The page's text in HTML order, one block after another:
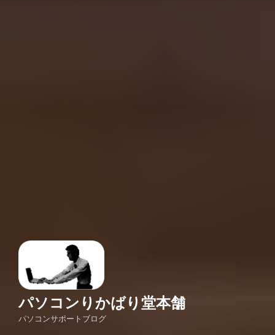
パソコンりかばり堂本舗
パソコンサポートブログ